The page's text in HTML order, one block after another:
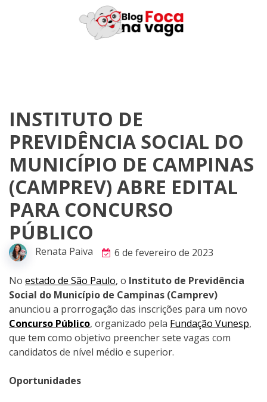
INSTITUTO DE
PREVIDÊNCIA SOCIAL DO
MUNICÍPIO DE CAMPINAS
(CAMPREV) ABRE EDITAL
PARA CONCURSO
PÚBLICO
Renata Paiva 6 de fevereiro de 2023
No estado de São Paulo, o Instituto de Previdência
Social do Município de Campinas (Camprev)
anunciou a prorrogação das inscrições para um novo
Concurso Público, organizado pela Fundação Vunesp,
que tem como objetivo preencher sete vagas com
candidatos de nível médio e superior.
Oportunidades